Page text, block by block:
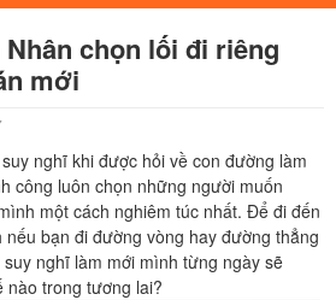
chọn lối đi riêng
mới
nghĩ khi được hỏi về con đường làm
công luôn chọn những người muốn
một cách nghiêm túc nhất. Để đi đến
bạn đi đường vòng hay đường thẳng
nghĩ làm mới mình từng ngày sẽ
nào trong tương lai?